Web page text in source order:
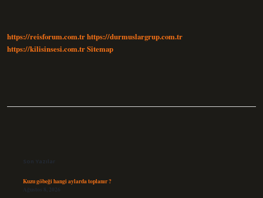
https://reisforum.com.trhttps://durmuslargrup.com.tr
https://kilisinsesi.com.trSitemap
Son Yazılar
Kuzu göbeği hangi aylarda toplanır ?
Ağustos 8, 2026